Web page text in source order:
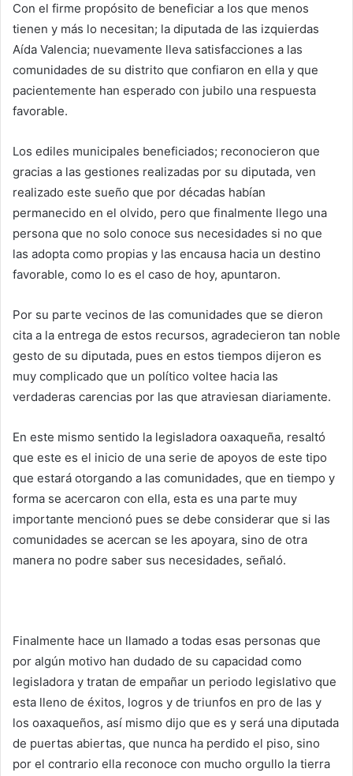
Con el firme propósito de beneficiar a los que menos
tienen y más lo necesitan; la diputada de las izquierdas
Aída Valencia; nuevamente lleva satisfacciones a las
comunidades de su distrito que confiaron en ella y que
pacientemente han esperado con jubilo una respuesta
favorable.
Los ediles municipales beneficiados; reconocieron que
gracias a las gestiones realizadas por su diputada, ven
realizado este sueño que por décadas habían
permanecido en el olvido, pero que finalmente llego una
persona que no solo conoce sus necesidades si no que
las adopta como propias y las encausa hacia un destino
favorable, como lo es el caso de hoy, apuntaron.
Por su parte vecinos de las comunidades que se dieron
cita a la entrega de estos recursos, agradecieron tan noble
gesto de su diputada, pues en estos tiempos dijeron es
muy complicado que un político voltee hacia las
verdaderas carencias por las que atraviesan diariamente.
En este mismo sentido la legisladora oaxaqueña, resaltó
que este es el inicio de una serie de apoyos de este tipo
que estará otorgando a las comunidades, que en tiempo y
forma se acercaron con ella, esta es una parte muy
importante mencionó pues se debe considerar que si las
comunidades se acercan se les apoyara, sino de otra
manera no podre saber sus necesidades, señaló.
Finalmente hace un llamado a todas esas personas que
por algún motivo han dudado de su capacidad como
legisladora y tratan de empañar un periodo legislativo que
esta lleno de éxitos, logros y de triunfos en pro de las y
los oaxaqueños, así mismo dijo que es y será una diputada
de puertas abiertas, que nunca ha perdido el piso, sino
por el contrario ella reconoce con mucho orgullo la tierra